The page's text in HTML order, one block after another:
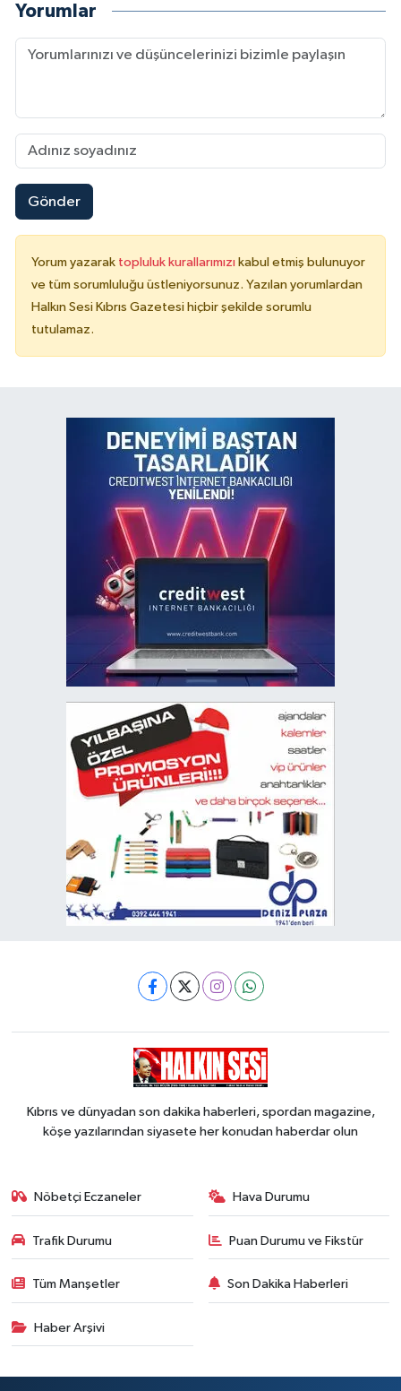
Yorumlar
Gönder
Yorum yazarak topluluk kurallarımızı kabul etmiş bulunuyor
ve tüm sorumluluğu üstleniyorsunuz. Yazılan yorumlardan
Halkın Sesi Kıbrıs Gazetesi hiçbir şekilde sorumlu
tutulamaz.
Kıbrıs ve dünyadan son dakika haberleri, spordan magazine,
köşe yazılarından siyasete her konudan haberdar olun
Nöbetçi Eczaneler Hava Durumu
Trafik Durumu Puan Durumu ve Fikstür
Tüm Manşetler Son Dakika Haberleri
Haber Arşivi